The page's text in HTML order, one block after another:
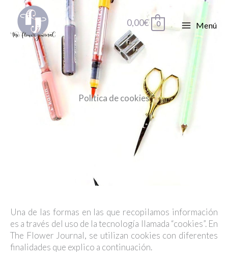
contenido
0,00€ 0 Menú
Política de cookies
Una de las formas en las que recopilamos información
es a través del uso de la tecnología llamada “cookies”. En
The Flower Journal, se utilizan cookies con diferentes
finalidades que explico a continuación.